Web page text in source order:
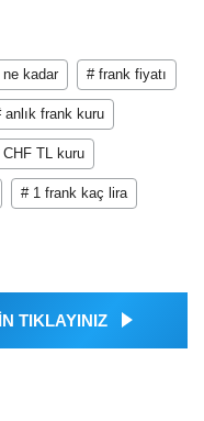
kadar # frank fiyatı
anlık frank kuru
CHF TL kuru
# 1 frank kaç lira
TIKLAYINIZ